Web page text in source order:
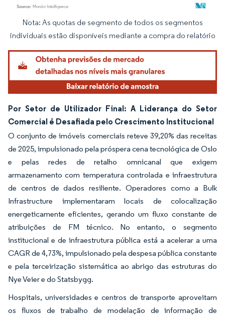
Imagem © Mordor Intelligence. O reuso requer atribuição conforme CC BY 4.0.
Nota: As quotas de segmento de todos os segmentos
individuais estão disponíveis mediante a compra do relatório
Por Setor de Utilizador Final: A Liderança do Setor
Comercial é Desafiada pelo Crescimento Institucional
O conjunto de imóveis comerciais reteve 39,20% das receitas
de 2025, impulsionado pela próspera cena tecnológica de Oslo
e pelas redes de retalho omnicanal que exigem
armazenamento com temperatura controlada e infraestrutura
de centros de dados resiliente. Operadores como a Bulk
Infrastructure implementaram locais de colocalização
energeticamente eficientes, gerando um fluxo constante de
atribuições de FM técnico. No entanto, o segmento
institucional e de infraestrutura pública está a acelerar a uma
CAGR de 4,73%, impulsionado pela despesa pública constante
e pela terceirização sistemática ao abrigo das estruturas do
Nye Veier e do Statsbygg.
Hospitais, universidades e centros de transporte aproveitam
os fluxos de trabalho de modelação de informação de